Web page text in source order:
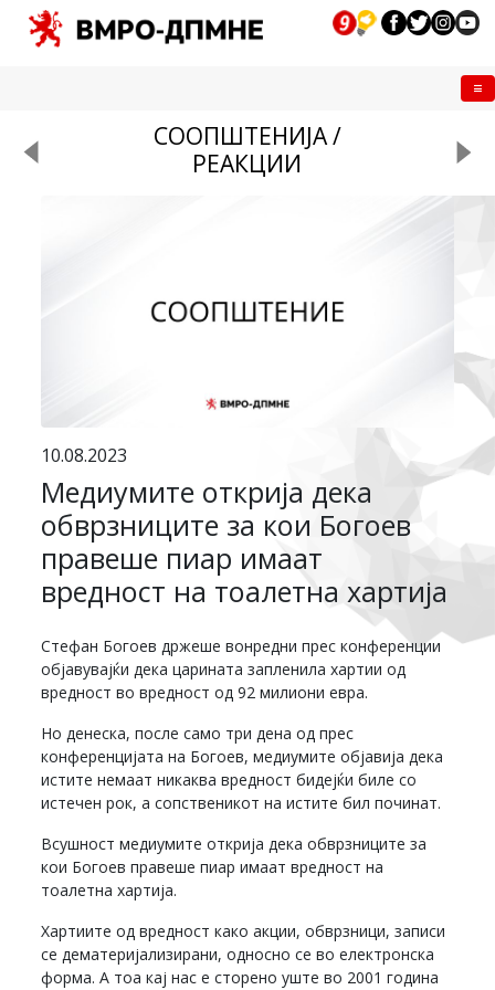
СООПШТЕНИЈА /
РЕАКЦИИ
10.08.2023
Медиумите открија дека
обврзниците за кои Богоев
правеше пиар имаат
вредност на тоалетна хартија
Стефан Богоев држеше вонредни прес конференции
објавувајќи дека царината запленила хартии од
вредност во вредност од 92 милиони евра.
Но денеска, после само три дена од прес
конференцијата на Богоев, медиумите објавија дека
истите немаат никаква вредност бидејќи биле со
истечен рок, а сопственикот на истите бил починат.
Всушност медиумите открија дека обврзниците за
кои Богоев правеше пиар имаат вредност на
тоалетна хартија.
Хартиите од вредност како акции, обврзници, записи
се дематеријализирани, односно се во електронска
форма. А тоа кај нас е сторено уште во 2001 година